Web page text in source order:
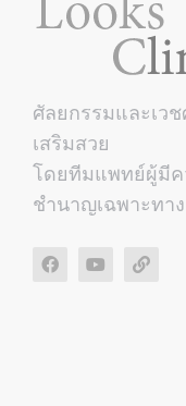
ศัลยกรรมและเว
เสริมสวย
โดยทีมแพทย์ผู้มี
ชำนาญเฉพาะทาง